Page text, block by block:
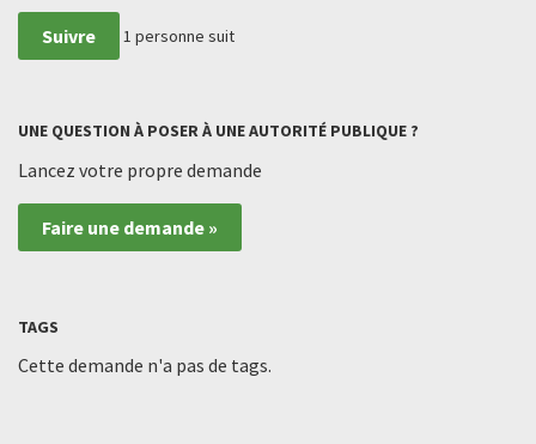
Suivre 1 personne suit
UNE QUESTION À POSER À UNE AUTORITÉ PUBLIQUE ?
Lancez votre propre demande
Faire une demande »
TAGS
Cette demande n'a pas de tags.